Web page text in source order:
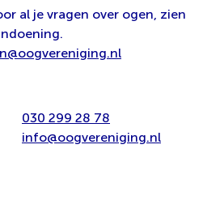
al je vragen over ogen, zien
030 299 28 78
info@oogvereniging.nl